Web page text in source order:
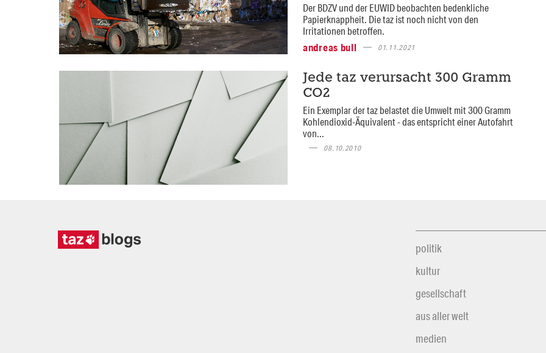
Der BDZV und der EUWID beobachten bedenkliche
Papierknappheit. Die taz ist noch nicht von den
Irritationen betroffen.
andreas bull
01.11.2021
Jede taz verursacht 300 Gramm
CO2
Ein Exemplar der taz belastet die Umwelt mit 300 Gramm
Kohlendioxid-Äquivalent - das entspricht einer Autofahrt
von...
08.10.2010
politik
kultur
gesellschaft
aus aller welt
medien